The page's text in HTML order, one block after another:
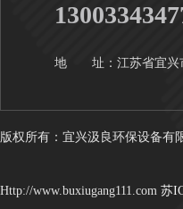
地 址：江苏省宜兴
版权所有：宜兴汲良环保设备有
Http://www.buxiugang111.com 苏